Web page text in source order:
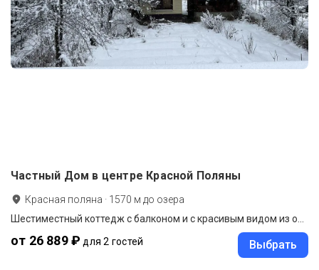
Частный Дом в центре Красной Поляны
Красная поляна · 1570 м до озера
от 26 889 ₽ для 2 гостей Выбрать